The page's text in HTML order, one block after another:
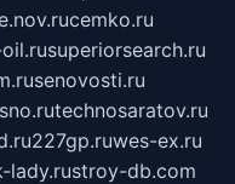
cemko.ru
superiorsearch.ru
senovosti.ru
technosaratov.ru
227gp.ruwes-ex.ru
lady.rustroy-db.com